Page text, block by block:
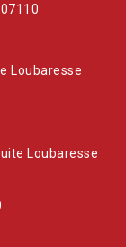
Loubaresse
Loubaresse